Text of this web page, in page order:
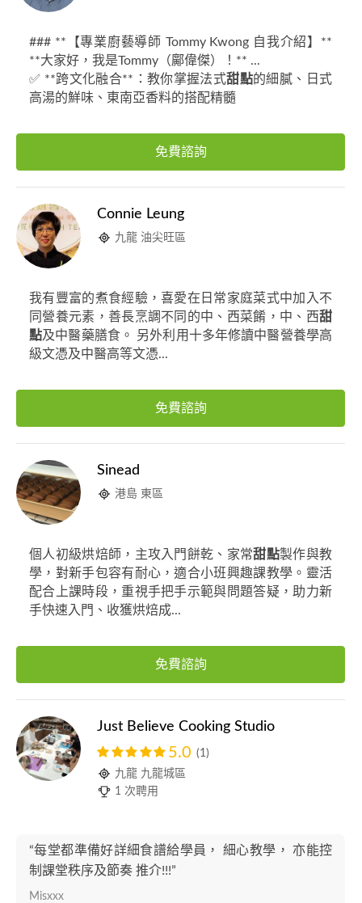
### **【專業廚藝導師 Tommy Kwong 自我介紹】**
**大家好，我是Tommy（鄺偉傑）！** ...
✅ **跨文化融合**：教你掌握法式甜點的細膩、日式
高湯的鮮味、東南亞香料的搭配精髓
免費諮詢
Connie Leung
九龍 油尖旺區
我有豐富的煮食經驗，喜愛在日常家庭菜式中加入不
同營養元素，善長烹調不同的中、西菜餚，中、西甜
點及中醫藥膳食。 另外利用十多年修讀中醫營養學高
級文憑及中醫高等文憑...
免費諮詢
Sinead
港島 東區
個人初級烘焙師，主攻入門餅乾、家常甜點製作與教
學，對新手包容有耐心，適合小班興趣課教學。靈活
配合上課時段，重視手把手示範與問題答疑，助力新
手快速入門、收獲烘焙成...
免費諮詢
Just Believe Cooking Studio
5.0 (1)
九龍 九龍城區
1 次聘用
“每堂都準備好詳細食譜給學員， 細心教學， 亦能控
制課堂秩序及節奏 推介!!!”
Misxxx